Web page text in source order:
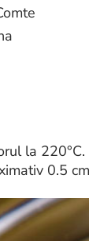
la
0.5